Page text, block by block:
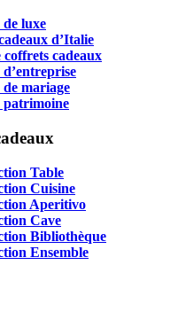
luxe
d’Italie
cadeaux
mariage
patrimoine
Table
Cuisine
Aperitivo
Cave
Bibliothèque
Ensemble